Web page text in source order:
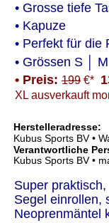
• Grosse tiefe
• Kapuze
• Perfekt für die
• Grössen S │
• Preis: 199 €*
XL ausverkauft
Herstelleradresse:
Kubus Sports BV •
Verantwortliche
Kubus Sports BV •
Super
Segel einrollen,
Neoprenmäntel